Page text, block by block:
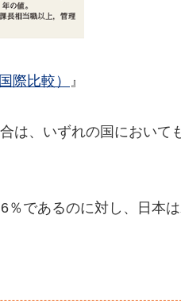
際比較） 』
は、いずれの国において
％であるのに対し、日本